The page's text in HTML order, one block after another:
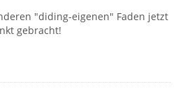
"diding-eigenen" Faden jetzt
gebracht!